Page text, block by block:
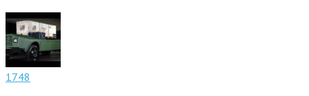
1748